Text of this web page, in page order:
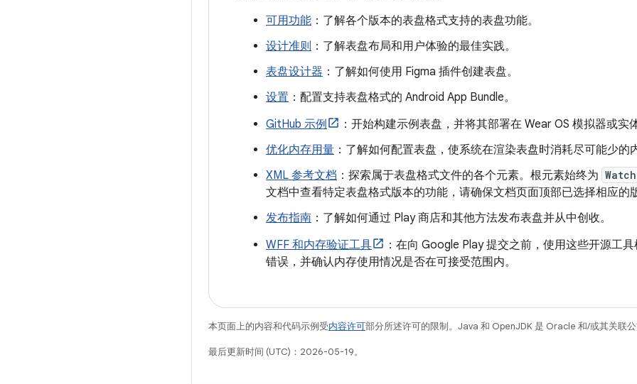
可用功能 ：了解各个版本的表盘格式支持的表盘功能。
设计准则 ：了解表盘布局和用户体验的最佳实践。
表盘设计器 ：了解如何使用 Figma 插件创建表盘。
设置 ：配置支持表盘格式的 Android App Bundle。
GitHub 示例
：开始构建示例表盘，并将其部署在 Wear OS 模拟器或实
优化内存用量 ：了解如何配置表盘，使系统在渲染表盘时消耗尽可能少的
XML 参考文档 ：探索属于表盘格式文件的各个元素。根元素始终为
文档中查看特定表盘格式版本的功能，请确保文档页面顶部已选择相应的
发布指南 ：了解如何通过 Play 商店和其他方法发布表盘并从中创收。
WFF 和内存验证工具
：在向 Google Play 提交之前，使用这些开源工
错误，并确认内存使用情况是否在可接受范围内。
本页面上的内容和代码示例受内容许可部分所述许可的限制。Java 和 OpenJDK 是 Oracle 和/或其关联
最后更新时间 (UTC)：2026-05-19。